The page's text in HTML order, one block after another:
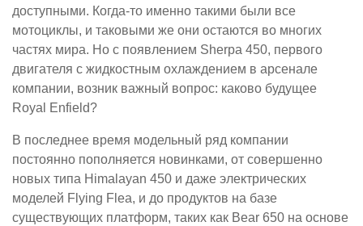
доступными. Когда-то именно такими были все
мотоциклы, и таковыми же они остаются во многих
частях мира. Но с появлением Sherpa 450, первого
двигателя с жидкостным охлаждением в арсенале
компании, возник важный вопрос: каково будущее
Royal Enfield?
В последнее время модельный ряд компании
постоянно пополняется новинками, от совершенно
новых типа Himalayan 450 и даже электрических
моделей Flying Flea, и до продуктов на базе
существующих платформ, таких как Bear 650 на основе